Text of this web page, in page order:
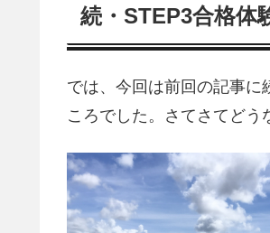
続・STEP3合格体
では、今回は前回の記事に
ころでした。さてさてどう